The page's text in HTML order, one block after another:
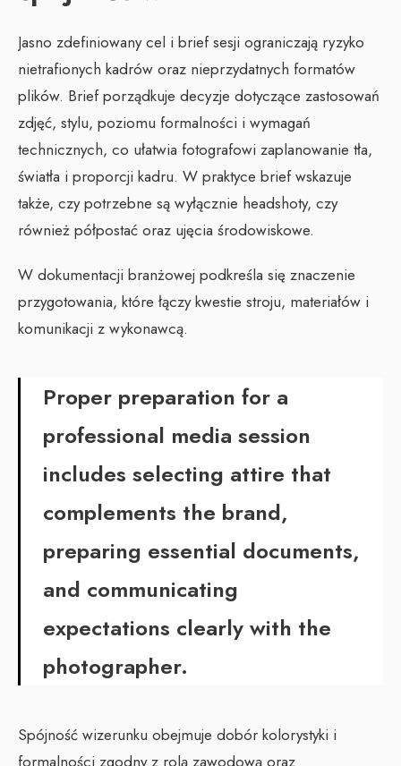
Jasno zdefiniowany cel i brief sesji ograniczają ryzyko
nietrafionych kadrów oraz nieprzydatnych formatów
plików. Brief porządkuje decyzje dotyczące zastosowań
zdjęć, stylu, poziomu formalności i wymagań
technicznych, co ułatwia fotografowi zaplanowanie tła,
światła i proporcji kadru. W praktyce brief wskazuje
także, czy potrzebne są wyłącznie headshoty, czy
również półpostać oraz ujęcia środowiskowe.
W dokumentacji branżowej podkreśla się znaczenie
przygotowania, które łączy kwestie stroju, materiałów i
komunikacji z wykonawcą.
Proper preparation for a
professional media session
includes selecting attire that
complements the brand,
preparing essential documents,
and communicating
expectations clearly with the
photographer.
Spójność wizerunku obejmuje dobór kolorystyki i